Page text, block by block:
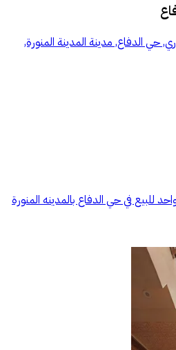
حي الدفاع, مدينة المدينة المنورة,
للبيع في حي الدفاع بالمدينه المنورة